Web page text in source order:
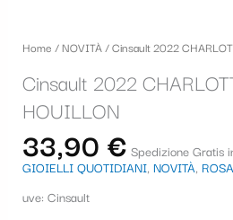
Home /NOVITÀ/ Cinsault 2022
Cinsault 2022
HOUILLON
33,90 € Spedizione Gratis
GIOIELLI QUOTIDIANI, NOVITÀ,
uve: Cinsault
o
n
a
u
n
a